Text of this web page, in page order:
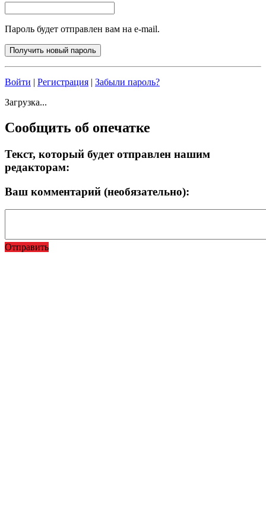
Пароль будет отправлен вам на e-mail.
Войти | Регистрация | Забыли пароль?
Загрузка...
Сообщить об опечатке
Текст, который будет отправлен нашим
редакторам:
Ваш комментарий (необязательно):
Отправить